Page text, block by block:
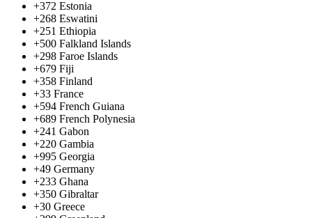
+372 Estonia
+268 Eswatini
+251 Ethiopia
+500 Falkland Islands
+298 Faroe Islands
+679 Fiji
+358 Finland
+33 France
+594 French Guiana
+689 French Polynesia
+241 Gabon
+220 Gambia
+995 Georgia
+49 Germany
+233 Ghana
+350 Gibraltar
+30 Greece